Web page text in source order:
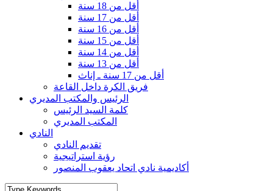
أقل من 18 سنة
أقل من 17 سنة
أقل من 16 سنة
أقل من 15 سنة
أقل من 14 سنة
أقل من 13 سنة
أقل من 17 سنة ـ إناث
فريق الكرة داخل القاعة
الرئيس والمكتب المديري
كلمة السيد الرئيس
المكتب المديري
النادي
تقديم النادي
رؤية استراتيجية
أكاديمية نادي اتحاد يعقوب المنصور